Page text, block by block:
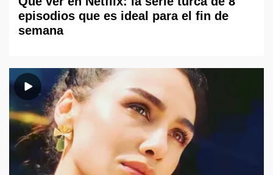
episodios que es ideal para el fin de
semana